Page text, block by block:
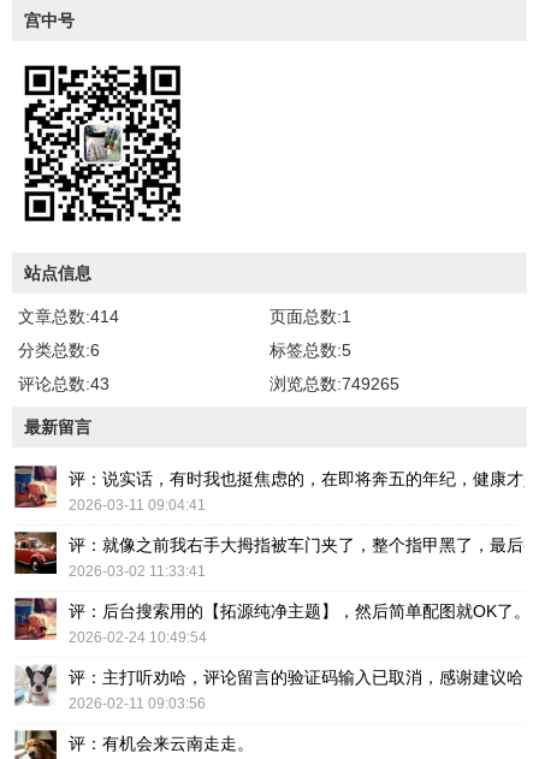
宫中号
站点信息
文章总数:414
页面总数:1
分类总数:6
标签总数:5
评论总数:43
浏览总数:749265
最新留言
评：说实话，有时我也挺焦虑的，在即将奔五的年纪，健康才
2026-03-11 09:04:41
评：就像之前我右手大拇指被车门夹了，整个指甲黑了，最后
2026-03-02 11:33:41
评：后台搜索用的【拓源纯净主题】，然后简单配图就OK了。
2026-02-24 10:49:54
评：主打听劝哈，评论留言的验证码输入已取消，感谢建议哈！
2026-02-11 09:03:56
评：有机会来云南走走。